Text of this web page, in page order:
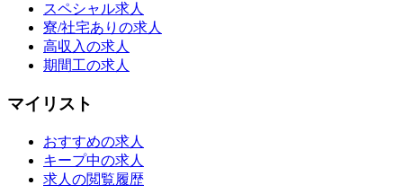
スペシャル求人
寮/社宅ありの求人
高収入の求人
期間工の求人
マイリスト
おすすめの求人
キープ中の求人
求人の閲覧履歴